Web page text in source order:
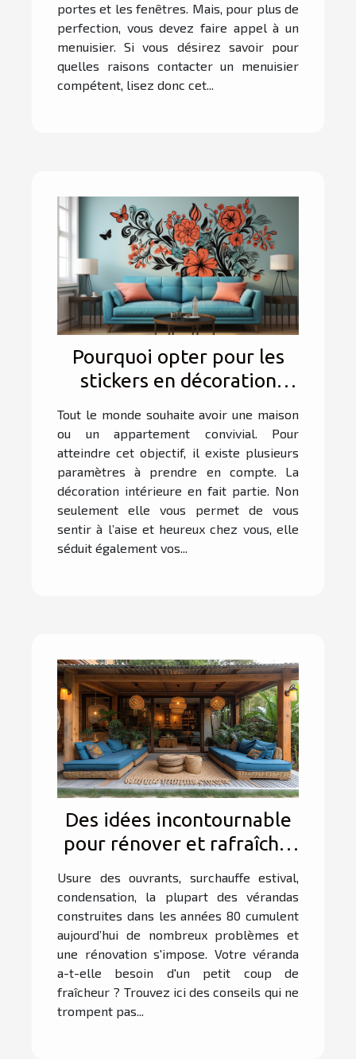
portes et les fenêtres. Mais, pour plus de
perfection, vous devez faire appel à un
menuisier. Si vous désirez savoir pour
quelles raisons contacter un menuisier
compétent, lisez donc cet...
Pourquoi opter pour les
stickers en décoration
Tout le monde souhaite avoir une maison
ou un appartement convivial. Pour
atteindre cet objectif, il existe plusieurs
paramètres à prendre en compte. La
décoration intérieure en fait partie. Non
seulement elle vous permet de vous
sentir à l’aise et heureux chez vous, elle
séduit également vos...
Des idées incontournable
pour rénover et rafraîchir
Usure des ouvrants, surchauffe estival,
condensation, la plupart des vérandas
construites dans les années 80 cumulent
aujourd’hui de nombreux problèmes et
une rénovation s'impose. Votre véranda
a-t-elle besoin d'un petit coup de
fraîcheur ? Trouvez ici des conseils qui ne
trompent pas...